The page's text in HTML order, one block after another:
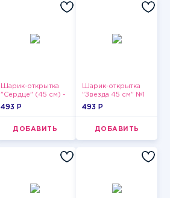
Шарик-открытка
"Сердце" (45 см) -
2
493 P
ДОБАВИТЬ
Шарик-открытка
"Звезда 45 см" №1
493 P
ДОБАВИТЬ